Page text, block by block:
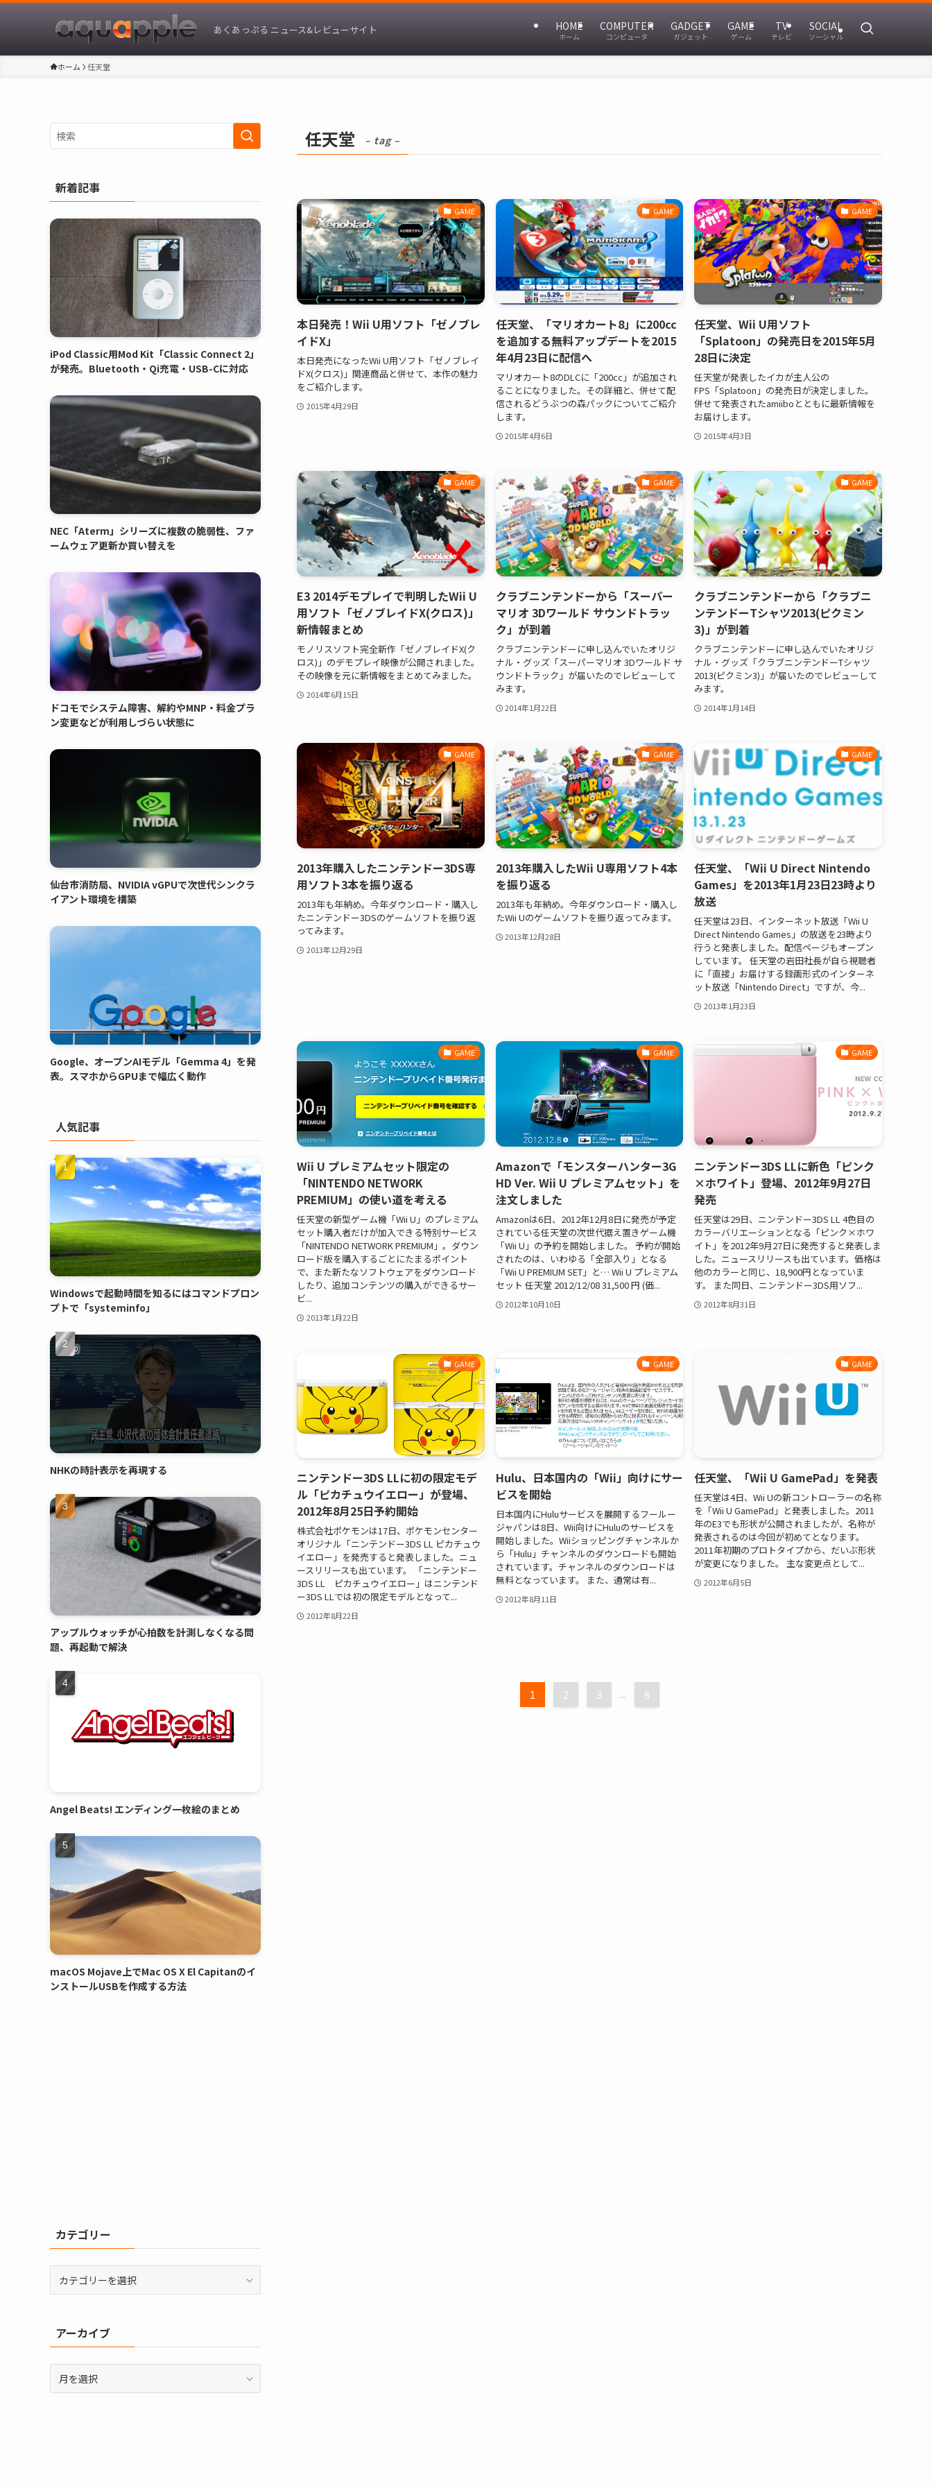
あくあっぷる ニュース&レビューサイト HOME
ホーム
COMPUTER
コンピュータ
GADGET
ガジェット
GAME
ゲーム
TV
テレビ
SOCIAL
ソーシャル
ホーム 任天堂
任天堂 – tag –
GAME
本日発売！Wii U用ソフト「ゼノブレ
イドX」
本日発売になったWii U用ソフト「ゼノブレイ
ドX(クロス)」関連商品と併せて、本作の魅力
をご紹介します。
2015年4月29日
GAME
任天堂、「マリオカート8」に200cc
を追加する無料アップデートを2015
年4月23日に配信へ
マリオカート8のDLCに「200cc」が追加され
ることになりました。その詳細と、併せて配
信されるどうぶつの森パックについてご紹介
します。
2015年4月6日
GAME
任天堂、Wii U用ソフト
「Splatoon」の発売日を2015年5月
28日に決定
任天堂が発表したイカが主人公の
FPS「Splatoon」の発売日が決定しました。
併せて発表されたamiiboとともに最新情報を
お届けします。
2015年4月3日
GAME
E3 2014デモプレイで判明したWii U
用ソフト「ゼノブレイドX(クロス)」
新情報まとめ
モノリスソフト完全新作「ゼノブレイドX(ク
ロス)」のデモプレイ映像が公開されました。
その映像を元に新情報をまとめてみました。
2014年6月15日
GAME
クラブニンテンドーから「スーパー
マリオ 3Dワールド サウンドトラッ
ク」が到着
クラブニンテンドーに申し込んでいたオリジ
ナル・グッズ「スーパーマリオ 3Dワールド サ
ウンドトラック」が届いたのでレビューして
みます。
2014年1月22日
GAME
クラブニンテンドーから「クラブニ
ンテンドーTシャツ2013(ピクミン
3)」が到着
クラブニンテンドーに申し込んでいたオリジ
ナル・グッズ「クラブニンテンドーTシャツ
2013(ピクミン3)」が届いたのでレビューして
みます。
2014年1月14日
GAME
2013年購入したニンテンドー3DS専
用ソフト3本を振り返る
2013年も年納め。今年ダウンロード・購入し
たニンテンドー3DSのゲームソフトを振り返
ってみます。
2013年12月29日
GAME
2013年購入したWii U専用ソフト4本
を振り返る
2013年も年納め。今年ダウンロード・購入し
たWii Uのゲームソフトを振り返ってみます。
2013年12月28日
GAME
任天堂、「Wii U Direct Nintendo
Games」を2013年1月23日23時より
放送
任天堂は23日、インターネット放送「Wii U
Direct Nintendo Games」の放送を23時より
行うと発表しました。配信ページもオープン
しています。 任天堂の岩田社長が自ら視聴者
に「直接」お届けする録画形式のインターネ
ット放送「Nintendo Direct」ですが、今...
2013年1月23日
GAME
Wii U プレミアムセット限定の
「NINTENDO NETWORK
PREMIUM」の使い道を考える
任天堂の新型ゲーム機「Wii U」のプレミアム
セット購入者だけが加入できる特別サービス
「NINTENDO NETWORK PREMIUM」。ダウン
ロード版を購入するごとにたまるポイント
で、また新たなソフトウェアをダウンロード
したり、追加コンテンツの購入ができるサー
ビ...
2013年1月22日
GAME
Amazonで「モンスターハンター3G
HD Ver. Wii U プレミアムセット」を
注文しました
Amazonは6日、2012年12月8日に発売が予定
されている任天堂の次世代据え置きゲーム機
「Wii U」の予約を開始しました。 予約が開始
されたのは、いわゆる「全部入り」となる
「Wii U PREMIUM SET」と… Wii U プレミアム
セット 任天堂 2012/12/08 31,500 円 (価...
2012年10月10日
GAME
ニンテンドー3DS LLに新色「ピンク
×ホワイト」登場、2012年9月27日
発売
任天堂は29日、ニンテンドー3DS LL 4色目の
カラーバリエーションとなる「ピンク×ホワ
イト」を2012年9月27日に発売すると発表しま
した。ニュースリリースも出ています。価格は
他のカラーと同じ、18,900円となっていま
す。 また同日、ニンテンドー3DS用ソフ...
2012年8月31日
GAME
ニンテンドー3DS LLに初の限定モデ
ル「ピカチュウイエロー」が登場、
2012年8月25日予約開始
株式会社ポケモンは17日、ポケモンセンター
オリジナル「ニンテンドー3DS LL ピカチュウ
イエロー」を発売すると発表しました。ニュ
ースリリースも出ています。 「ニンテンドー
3DS LL ピカチュウイエロー」はニンテンド
ー3DS LLでは初の限定モデルとなって...
2012年8月22日
GAME
Hulu、日本国内の「Wii」向けにサー
ビスを開始
日本国内にHuluサービスを展開するフールー
ジャパンは8日、Wii向けにHuluのサービスを
開始しました。Wiiショッピングチャンネルか
ら「Hulu」チャンネルのダウンロードも開始
されています。チャンネルのダウンロードは
無料となっています。 また、通常は有...
2012年8月11日
GAME
任天堂、「Wii U GamePad」を発表
任天堂は4日、Wii Uの新コントローラーの名称
を「Wii U GamePad」と発表しました。2011
年のE3でも形状が公開されましたが、名称が
発表されるのは今回が初めてとなります。
2011年初期のプロトタイプから、だいぶ形状
が変更になりました。 主な変更点として...
2012年6月5日
1 2 3 ... 8
新着記事
iPod Classic用Mod Kit「Classic Connect 2」
が発売。Bluetooth・Qi充電・USB-Cに対応
NEC「Aterm」シリーズに複数の脆弱性、ファ
ームウェア更新か買い替えを
ドコモでシステム障害、解約やMNP・料金プラ
ン変更などが利用しづらい状態に
仙台市消防局、NVIDIA vGPUで次世代シンクラ
イアント環境を構築
Google、オープンAIモデル「Gemma 4」を発
表。スマホからGPUまで幅広く動作
人気記事
Windowsで起動時間を知るにはコマンドプロン
プトで「systeminfo」
NHKの時計表示を再現する
アップルウォッチが心拍数を計測しなくなる問
題、再起動で解決
Angel Beats! エンディング一枚絵のまとめ
macOS Mojave上でMac OS X El Capitanのイ
ンストールUSBを作成する方法
カテゴリー
ーアーカイブ